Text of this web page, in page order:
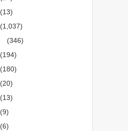
(13)
(1,037)
(346)
(194)
(180)
(20)
(13)
(9)
(6)